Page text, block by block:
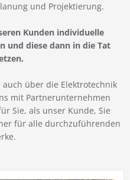
und Projektierung.
Kunden individuelle
und diese dann in die Tat
über die Elektrotechnik
mit Partnerunternehmen
Sie, als unser Kunde, Sie
für alle durchzuführenden